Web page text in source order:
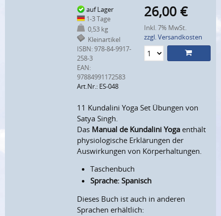
auf Lager
1-3 Tage
0,53 kg
Kleinartikel
ISBN: 978-84-9917-
258-3
EAN:
97884991172583
Art.Nr.: ES-048
26,00 €
Inkl. 7% MwSt.
zzgl. Versandkosten
11 Kundalini Yoga Set Übungen von
Satya Singh.
Das Manual de Kundalini Yoga enthält
physiologische Erklärungen der
Auswirkungen von Körperhaltungen.
Taschenbuch
Sprache: Spanisch
Dieses Buch ist auch in anderen
Sprachen erhältlich: